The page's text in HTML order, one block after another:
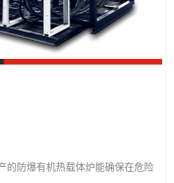
的防爆有机热载体炉能确保在危险